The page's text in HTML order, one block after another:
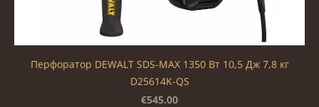
Перфоратор DEWALT SDS-MAX 1350 Вт 10,5 Дж 7,8 кг
D25614K-QS
€545.00